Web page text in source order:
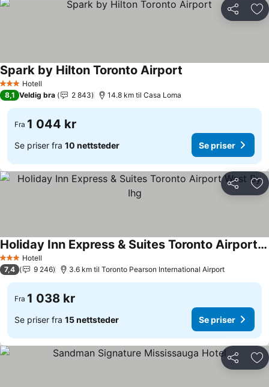
Del
3 StjernerHotell
Spark by Hilton Toronto Airport
8,1 Veldig bra 2 843 14.8 km til Casa Loma
Fra 1 044 kr
Se priser fra 10 nettsteder Se priser
Del
3 StjernerHotell
Holiday Inn Express & Suites Toronto Airport West By Ihg
7,4 9 246 3.6 km til Toronto Pearson International Airport
Fra 1 038 kr
Se priser fra 15 nettsteder Se priser
Del